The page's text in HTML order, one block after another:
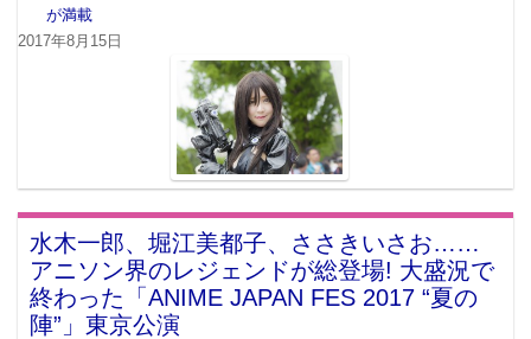
が満載
2017年8月15日
水木一郎、堀江美都子、ささきいさお……
アニソン界のレジェンドが総登場! 大盛況で
終わった「ANIME JAPAN FES 2017 “夏の
陣”」東京公演